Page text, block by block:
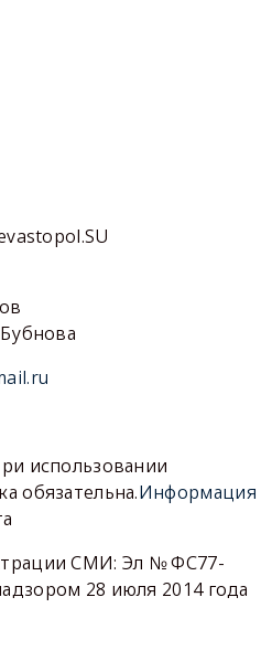
использовании
обязательна.Информация
СМИ: Эл № ФС77-
28 июля 2014 года